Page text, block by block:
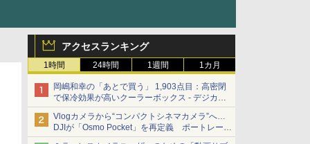
アクセスランキング
1時間 24時間 1週間 1カ月
岡嶋和幸の「あとで買う」 1,903点目：高密閉
で保冷効果が高いクーラーボックス - デジカメ
Watch
Vlogカメラから“コンパクトシネマカメラ”へ…
DJIが「Osmo Pocket」を再定義 ポートレート
重視の映像設計に